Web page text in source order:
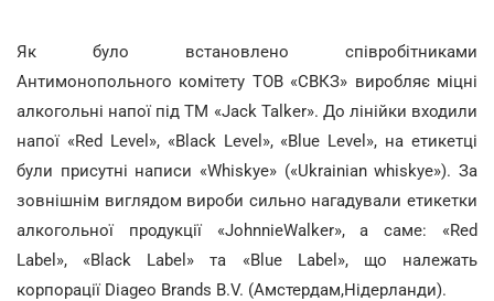
Як було встановлено співробітниками
Антимонопольного комітету ТОВ «СВКЗ» виробляє міцні
алкогольні напої під ТМ «Jack Talker». До лінійки входили
напої «Red Level», «Black Level», «Blue Level», на етикетці
були присутні написи «Whiskyе» («Ukrainian whiskye»). За
зовнішнім виглядом вироби сильно нагадували етикетки
алкогольної продукції «JohnnieWalker», а саме: «Red
Label», «Black Label» та «Blue Label», що належать
корпорації Diageo Brands B.V. (Амстердам,Нідерланди).